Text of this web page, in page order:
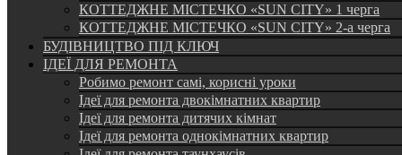
КОТТЕДЖНЕ МІСТЕЧКО «SUN CITY» 1 черга
КОТТЕДЖНЕ МІСТЕЧКО «SUN CITY» 2-а черга
БУДІВНИЦТВО ПІД КЛЮЧ
ІДЕЇ ДЛЯ РЕМОНТА
Робимо ремонт самі, корисні уроки
Ідеї для ремонта двокімнатних квартир
Ідеї для ремонта дитячих кімнат
Ідеї для ремонта однокімнатних квартир